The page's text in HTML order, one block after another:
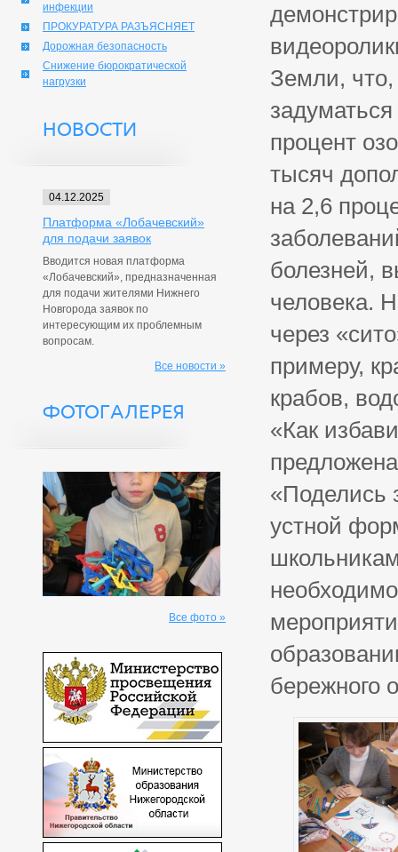
инфекции
ПРОКУРАТУРА РАЗЪЯСНЯЕТ
Дорожная безопасность
Снижение бюрократической
нагрузки
НОВОСТИ
04.12.2025
Платформа «Лобачевский»
для подачи заявок
Вводится новая платформа
«Лобачевский», предназначенная
для подачи жителями Нижнего
Новгорода заявок по
интересующим их проблемным
вопросам.
Все новости »
ФОТОГАЛЕРЕЯ
Все фото »
Земли, что,
процент
тысяч
на 2,6
болезней,
человека.
через
примеру,
крабов,
«Как
«Поделись
устной
бережного